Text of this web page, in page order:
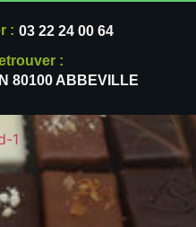
: 03 22 24 00 64
:
80100 ABBEVILLE